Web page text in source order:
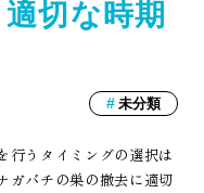
切な時期
未分類
行うタイミングの選択は
ガバチの巣の撤去に適切